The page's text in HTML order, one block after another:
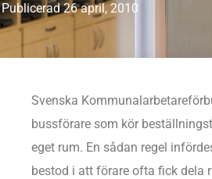
Publicerad 26 april, 2010
Svenska
bussförare som kör
eget rum. En sådan regel
bestod i att förare ofta fick dela